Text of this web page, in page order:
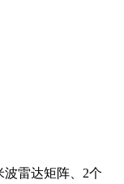
雷达矩阵、2个